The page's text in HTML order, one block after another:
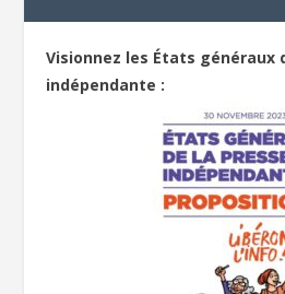
Visionnez les États généraux
indépendante :